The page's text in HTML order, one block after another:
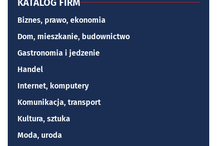
KATALOG FIRM
Biznes, prawo, ekonomia
Dom, mieszkanie, budownictwo
Gastronomia i jedzenie
Handel
Internet, komputery
Komunikacja, transport
Kultura, sztuka
Moda, uroda